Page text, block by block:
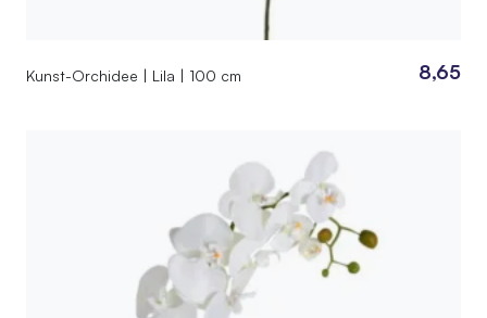
Kunst-Orchidee | Lila | 100 cm 8,65